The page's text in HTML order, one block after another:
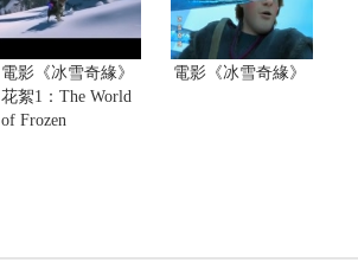
電影《冰雪奇緣》
花絮1：The World
of Frozen
電影《冰雪奇緣》